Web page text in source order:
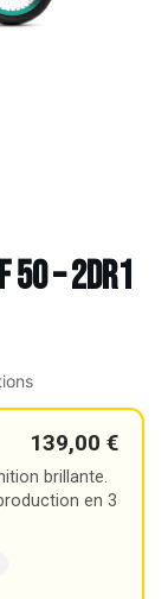
50 – 2DR1
139,00 €
brillante.
en 3